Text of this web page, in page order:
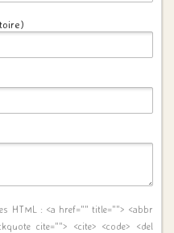
HTML : <a href="" title=""> <abbr
cite=""> <cite> <code> <del